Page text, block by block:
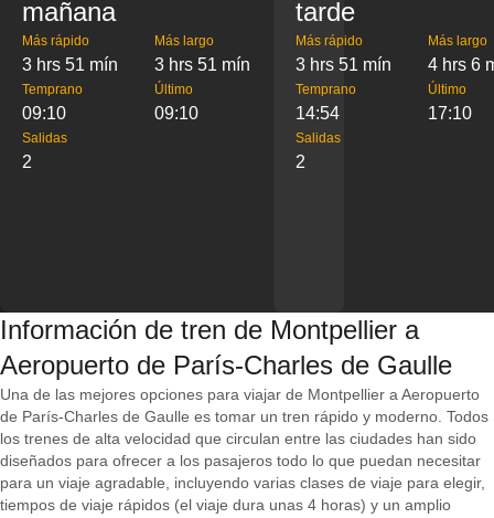
mañana
Más rápido
3 hrs 51 mín
Más largo
3 hrs 51 mín
Temprano
09:10
Último
09:10
Salidas
2
tarde
Más rápido
3 hrs 51 mín
Más largo
4 hrs 6
Temprano
14:54
Último
17:10
Salidas
2
Información de tren de Montpellier a
Aeropuerto de París-Charles de Gaulle
Una de las mejores opciones para viajar de Montpellier a Aeropuerto
de París-Charles de Gaulle es tomar un tren rápido y moderno. Todos
los trenes de alta velocidad que circulan entre las ciudades han sido
diseñados para ofrecer a los pasajeros todo lo que puedan necesitar
para un viaje agradable, incluyendo varias clases de viaje para elegir,
tiempos de viaje rápidos (el viaje dura unas 4 horas) y un amplio